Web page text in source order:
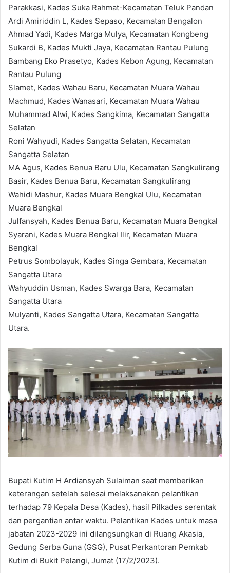
Parakkasi, Kades Suka Rahmat-Kecamatan Teluk Pandan
Ardi Amiriddin L, Kades Sepaso, Kecamatan Bengalon
Ahmad Yadi, Kades Marga Mulya, Kecamatan Kongbeng
Sukardi B, Kades Mukti Jaya, Kecamatan Rantau Pulung
Bambang Eko Prasetyo, Kades Kebon Agung, Kecamatan
Rantau Pulung
Slamet, Kades Wahau Baru, Kecamatan Muara Wahau
Machmud, Kades Wanasari, Kecamatan Muara Wahau
Muhammad Alwi, Kades Sangkima, Kecamatan Sangatta
Selatan
Roni Wahyudi, Kades Sangatta Selatan, Kecamatan
Sangatta Selatan
MA Agus, Kades Benua Baru Ulu, Kecamatan Sangkulirang
Basir, Kades Benua Baru, Kecamatan Sangkulirang
Wahidi Mashur, Kades Muara Bengkal Ulu, Kecamatan
Muara Bengkal
Julfansyah, Kades Benua Baru, Kecamatan Muara Bengkal
Syarani, Kades Muara Bengkal Ilir, Kecamatan Muara
Bengkal
Petrus Sombolayuk, Kades Singa Gembara, Kecamatan
Sangatta Utara
Wahyuddin Usman, Kades Swarga Bara, Kecamatan
Sangatta Utara
Mulyanti, Kades Sangatta Utara, Kecamatan Sangatta
Utara.
Bupati Kutim H Ardiansyah Sulaiman saat memberikan
keterangan setelah selesai melaksanakan pelantikan
terhadap 79 Kepala Desa (Kades), hasil Pilkades serentak
dan pergantian antar waktu. Pelantikan Kades untuk masa
jabatan 2023-2029 ini dilangsungkan di Ruang Akasia,
Gedung Serba Guna (GSG), Pusat Perkantoran Pemkab
Kutim di Bukit Pelangi, Jumat (17/2/2023).